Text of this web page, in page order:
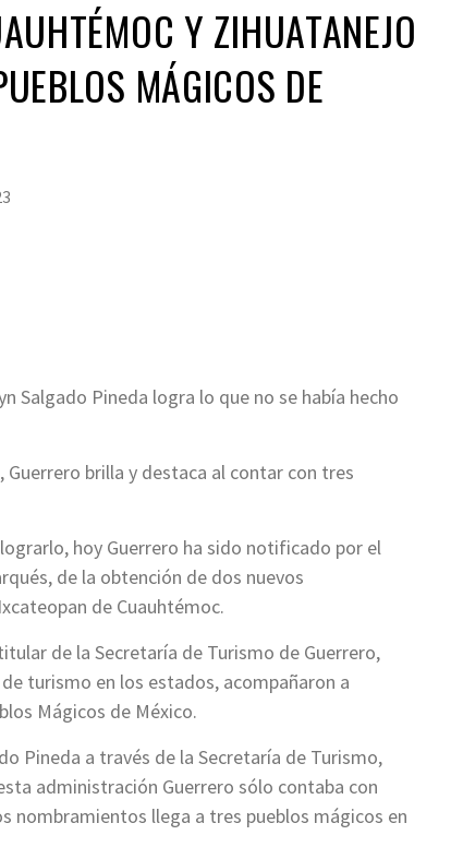
Y ZIHUATANEJO
MÁGICOS DE
Salgado Pineda logra lo que no se había hecho
brilla y destaca al contar con tres
lograrlo, hoy Guerrero ha sido notificado por el
de la obtención de dos nuevos
de Cuauhtémoc.
de la Secretaría de Turismo de Guerrero,
turismo en los estados, acompañaron a
Mágicos de México.
Pineda a través de la Secretaría de Turismo,
administración Guerrero sólo contaba con
nombramientos llega a tres pueblos mágicos en